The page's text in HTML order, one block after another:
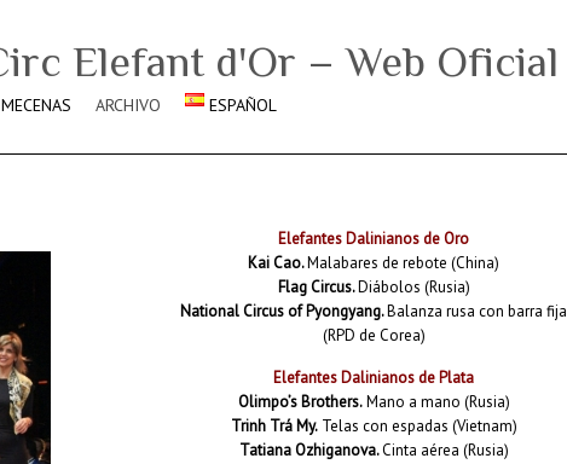
MECENAS ARCHIVO ESPAÑOL
Elefantes Dalinianos de Oro
Kai Cao.Malabares de rebote (China)
Flag Circus.Diábolos (Rusia)
National Circus of Pyongyang.Balanza rusa con barra fija
(RPD de Corea)
Elefantes Dalinianos de Plata
Olimpo’s Brothers.Mano a mano (Rusia)
Trinh Trá My.Telas con espadas (Vietnam)
Tatiana Ozhiganova.Cinta aérea (Rusia)